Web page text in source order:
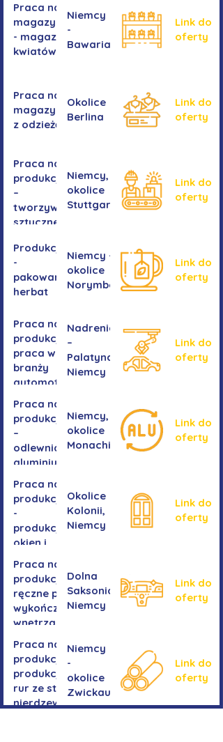
Praca na
magazynie
- magazyn
kwiatów
Niemcy
-
Bawaria
Link do
oferty
Praca na
magazynie
z odzieżą
Okolice
Berlina
Link do
oferty
Praca na
produkcji
–
tworzywa
sztuczne
Niemcy,
okolice
Stuttgartu
Link do
oferty
Produkcja
-
pakowanie
herbat
Niemcy -
okolice
Norymbergii
Link do
oferty
Praca na
produkcji -
praca w
branży
automotive
Nadrenia
–
Palatynat,
Niemcy
Link do
oferty
Praca na
produkcji
–
odlewnia
aluminium
Niemcy,
okolice
Monachium
Link do
oferty
Praca na
produkcji
-
produkcja
okien i
Okolice
Kolonii,
Niemcy
Link do
oferty
Praca na
produkcji -
ręczne prace
wykończeniowe
wnętrza aut
Dolna
Saksonia,
Niemcy
Link do
oferty
Praca na
produkcji-
produkcja
rur ze stali
nierdzewnej
Niemcy
-
okolice
Zwickau
Link do
oferty